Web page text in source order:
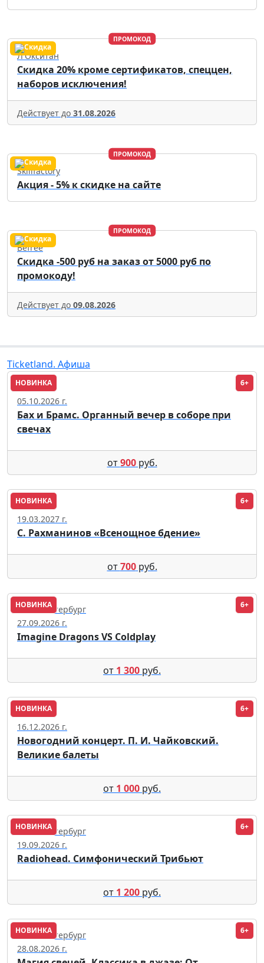
ПРОМОКОД
Л'Окситан
Скидка 20% кроме сертификатов, спеццен,
наборов исключения!
Действует до 31.08.2026
ПРОМОКОД
Skillfactory
Акция - 5% к скидке на сайте
ПРОМОКОД
Befree
Скидка -500 руб на заказ от 5000 руб по
промокоду!
Действует до 09.08.2026
Ticketland. Афиша
НОВИНКА 6+
Москва
05.10.2026 г.
Бах и Брамс. Органный вечер в соборе при
свечах
от900руб.
НОВИНКА 6+
Москва
19.03.2027 г.
С. Рахманинов «Всенощное бдение»
от700руб.
НОВИНКА 6+
Санкт-Петербург
27.09.2026 г.
Imagine Dragons VS Coldplay
от 1 300 руб.
НОВИНКА 6+
Москва
16.12.2026 г.
Новогодний концерт. П. И. Чайковский.
Великие балеты
от 1 000 руб.
НОВИНКА 6+
Санкт-Петербург
19.09.2026 г.
Radiohead. Симфонический Трибьют
от 1 200 руб.
НОВИНКА 6+
Санкт-Петербург
28.08.2026 г.